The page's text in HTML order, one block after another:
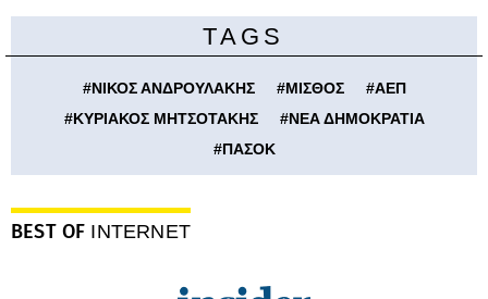
TAGS
#ΝΙΚΟΣ ΑΝΔΡΟΥΛΑΚΗΣ #ΜΙΣΘΟΣ #ΑΕΠ
#ΚΥΡΙΑΚΟΣ ΜΗΤΣΟΤΑΚΗΣ #ΝΕΑ ΔΗΜΟΚΡΑΤΙΑ
#ΠΑΣΟΚ
BEST OF INTERNET